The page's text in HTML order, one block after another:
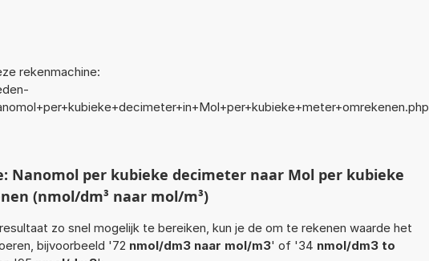
rekenmachine:
Nanomol per kubieke decimeter naar Mol per kubieke
(nmol/dm³ naar mol/m³)
zo snel mogelijk te bereiken, kun je de om te rekenen waarde het
bijvoorbeeld '72 nmol/dm3 naar mol/m3' of '34 nmol/dm3 to